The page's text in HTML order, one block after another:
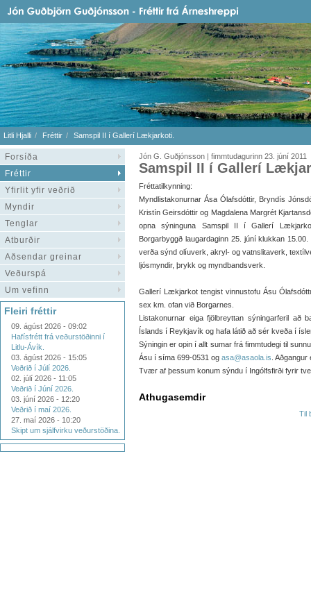
Litli Hjalli Fréttir Samspil II í Gallerí Lækjarkoti.
Forsíða
Fréttir
Yfirlit yfir veðrið
Myndir
Tenglar
Atburðir
Aðsendar greinar
Veðurspá
Um vefinn
Fleiri fréttir
09. ágúst 2026 - 09:02
Hafísfrétt frá veðurstöðinni í
Litlu-Ávík.
03. ágúst 2026 - 15:05
Veðrið í Júlí 2026.
02. júlí 2026 - 11:05
Veðrið í Júní 2026.
03. júní 2026 - 12:20
Veðrið í maí 2026.
27. maí 2026 - 10:20
Skipt um sjálfvirku veðurstöðina.
Jón G. Guðjónsson | fimmtudagurinn 23. júní 2011
Samspil II í Gallerí
Fréttatilkynning:
Myndlistakonurnar Ása Ólafsdóttir, Bryndís
Kristín Geirsdóttir og Magdalena Margrét
opna sýninguna Samspil II í Gallerí
Borgarbyggð laugardaginn 25. júní klukkan 15.00.
verða sýnd olíuverk, akryl- og vatnslitaverk,
ljósmyndir, þrykk og myndbandsverk.
Gallerí Lækjarkot tengist vinnustofu Ásu
sex km. ofan við Borgarnes.
Listakonurnar eiga fjölbreyttan sýningarferil
Íslands í Reykjavík og hafa látið að sér kveða í
Sýningin er opin í allt sumar frá fimmtudegi til
Ásu í síma 699-0531 og asa@asaola.is .
Tvær af þessum konum sýndu í Ingólfsfirði fyrir
Athugasemdir
Til